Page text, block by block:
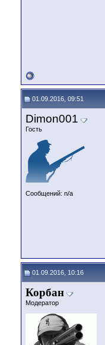
01.09.2016, 09:51
Dimon001
Гость
Сообщений: n/a
01.09.2016, 10:16
Корбан
Модератор